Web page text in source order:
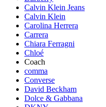
Calvin Klein Jeans
Calvin Klein
Carolina Herrera
Carrera
Chiara Ferragni
Chloé
Coach
comma
Converse
David Beckham
Dolce & Gabbana